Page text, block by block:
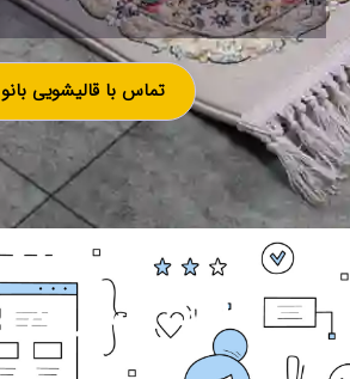
تماس با قالیشویی بانو
نظرات